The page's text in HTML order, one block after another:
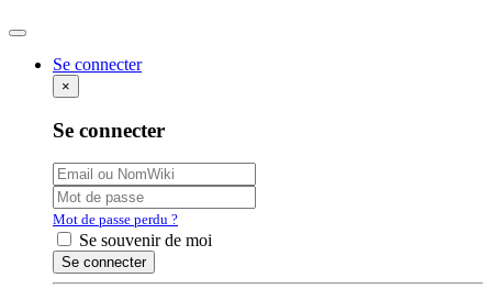
Rechercher
Se connecter
×
Se connecter
Mot de passe perdu ?
Se souvenir de moi